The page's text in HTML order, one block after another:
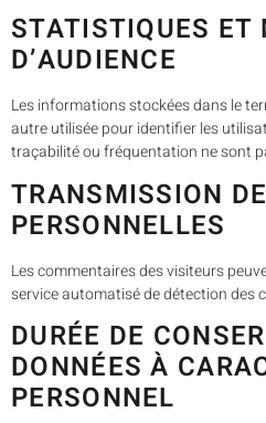
STATISTIQUES ET
D’AUDIENCE
Les informations stockées dans le
autre utilisée pour identifier les
traçabilité ou fréquentation ne sont
TRANSMISSION
PERSONNELLES
Les commentaires des visiteurs
service automatisé de détection des
DURÉE DE
DONNÉES À
PERSONNEL